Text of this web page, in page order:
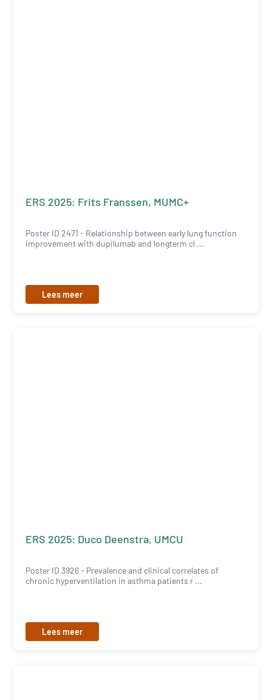
ERS 2025: Frits Franssen, MUMC+
Poster ID 2471 - Relationship between early lung function
improvement with dupilumab and longterm cl ...
Lees meer
ERS 2025: Duco Deenstra, UMCU
Poster ID 3926 - Prevalence and clinical correlates of
chronic hyperventilation in asthma patients r ...
Lees meer